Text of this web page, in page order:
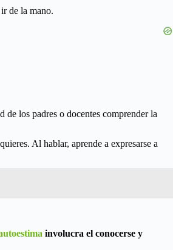
de la mano.
de los padres o docentes comprender la
Al hablar, aprende a expresarse a
involucra el conocerse y